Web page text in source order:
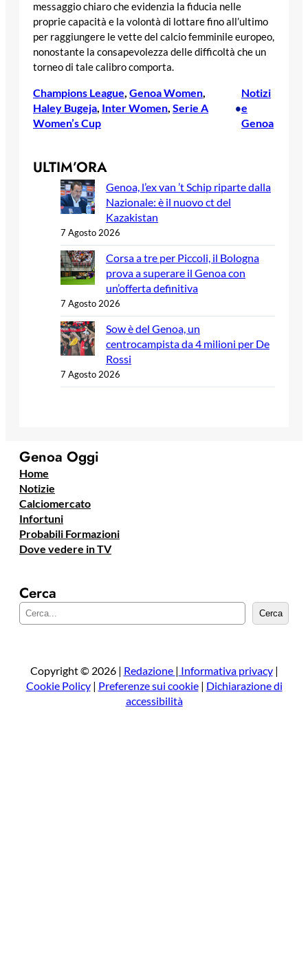
messaggio chiaro che evidenzia la fiducia nelle
proprie capacità e la volontà di lottare fino all’ultimo
per raggiungere le vette del calcio femminile europeo,
nonostante la consapevolezza delle difficoltà che un
torneo di tale calibro comporta.
Champions League, Genoa Women
Haley Bugeja, Inter Women, Serie A
Women’s Cup
•
Notizi
e
Genoa
ULTIM’ORA
Genoa, l’ex van ’t Schip riparte dalla
Nazionale: è il nuovo ct del
Kazakistan
7 Agosto 2026
Corsa a tre per Piccoli, il Bologna
prova a superare il Genoa con
un’offerta definitiva
7 Agosto 2026
Sow è del Genoa, un
centrocampista da 4 milioni per De
Rossi
7 Agosto 2026
Genoa Oggi
Home
Notizie
Calciomercato
Infortuni
Probabili Formazioni
Dove vedere in TV
Cerca
e
a
Cerca
Copyright © 2026 | Redazione | Informativa privacy|
Cookie Policy| Preferenze sui cookie| Dichiarazione di
accessibilità